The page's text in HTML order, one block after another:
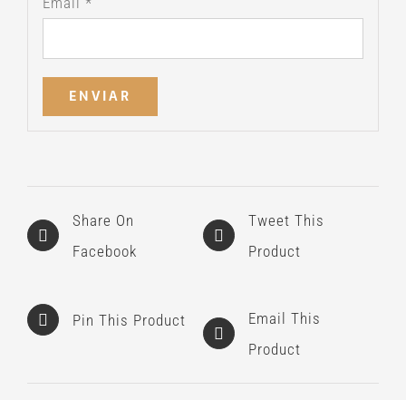
Share On
Facebook
Tweet This
Product
Pin This Product
Email This
Product